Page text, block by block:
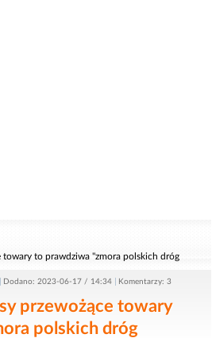
towary to prawdziwa "zmora polskich dróg
Dodano: 2023-06-17 / 14:34 Komentarzy: 3
przewożące towary
polskich dróg